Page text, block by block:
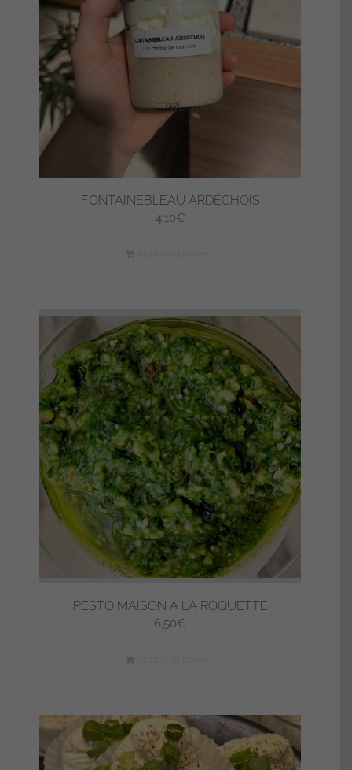
FONTAINEBLEAU ARDÉCHOIS
4,10€
PESTO MAISON À LA ROQUETTE
6,50€